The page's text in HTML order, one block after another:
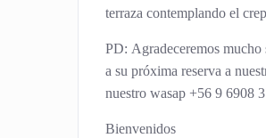
terraza contemplando el
PD: Agradeceremos
a su próxima reserva a
nuestro wasap +56 9 6908
Bienvenidos